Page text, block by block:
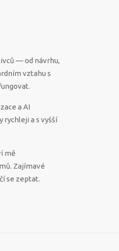
— od návrhu,
vztahu s
a AI
rychleji a s vyšší
mě
Zajímavé
se zeptat.